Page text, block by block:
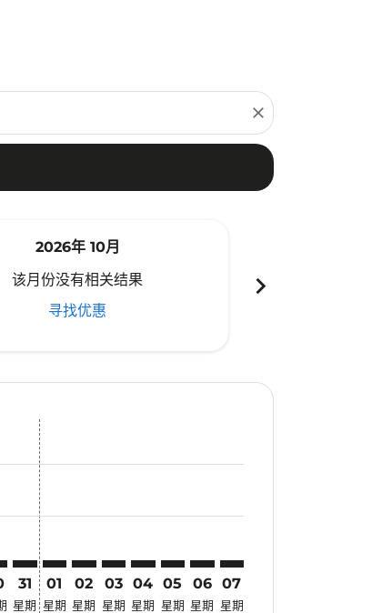
close
2026年 10月
该月份没有相关结果
寻找优惠
chevron_right
找优惠
寻找优惠寻找优惠
disclaimer. 寻找优惠
disclaimer. 寻找优惠
offers-disclaimer. 寻找优惠
view-offers-disclaimer. 寻找优惠
cmp-view-offers-disclaimer. 寻找优惠
cmp-view-offers-disclaimer. 寻找优惠
TSN–VTZ: cmp-view-offers-disclaimer. 寻找优惠
31
星期
01
星期
02
星期
03
星期
04
星期
05
星期
06
星期
07
星期